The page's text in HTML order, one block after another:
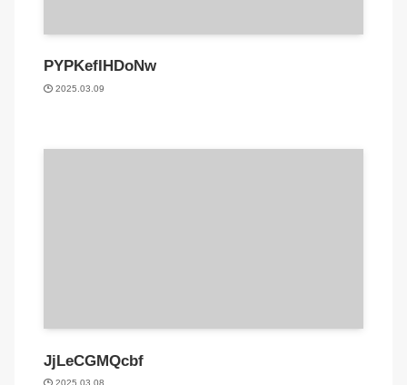
PYPKefIHDoNw
2025.03.09
JjLeCGMQcbf
2025.03.08